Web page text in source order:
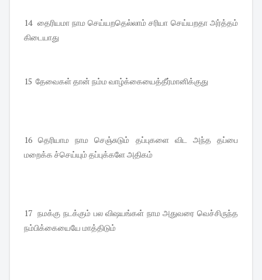
14 தைரியமா நாம செய்யறதெல்லாம் சரியா செய்யறதா அர்த்தம்
கிடையாது
15 தேவைகள் தான் நம்ம வாழ்க்கையைத்தீர்மானிக்குது
16 தெரியாம நாம செஞ்சுடும் தப்புகளை விட அந்த தப்பை
மறைக்க ச்செய்யும் தப்புக்களே அதிகம்
17 நமக்கு நடக்கும் பல விஷயங்கள் நாம அதுவரை வெச்சிருந்த
நம்பிக்கையையே மாத்திடும்